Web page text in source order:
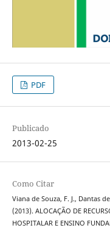
PDF
Publicado
2013-02-25
Como Citar
Viana de Souza, F. J., Dantas
(2013). ALOCAÇÃO DE
HOSPITALAR E ENSINO